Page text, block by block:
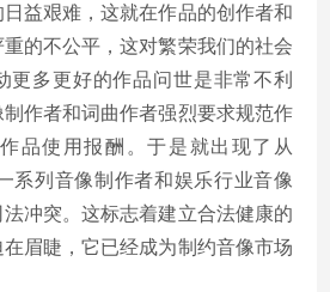
益艰难，这就在作品的创作者和
的不公平，这对繁荣我们的社会
更多更好的作品问世是非常不利
作者和词曲作者强烈要求规范作
品使用报酬。于是就出现了从
系列音像制作者和娱乐行业音像
冲突。这标志着建立合法健康的
眉睫，它已经成为制约音像市场